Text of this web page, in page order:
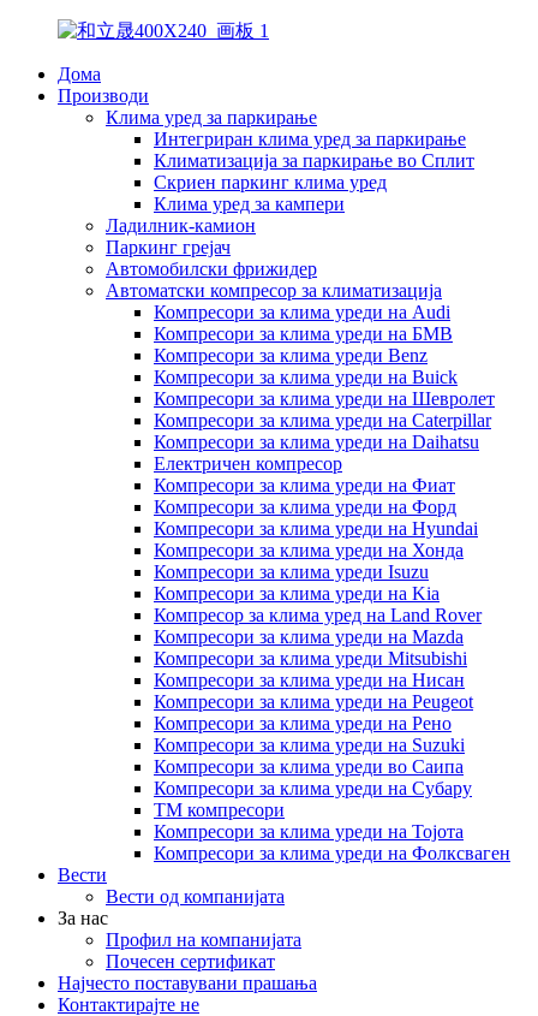
Дома
Производи
Клима уред за паркирање
Интегриран клима уред за паркирање
Климатизација за паркирање во Сплит
Скриен паркинг клима уред
Клима уред за кампери
Ладилник-камион
Паркинг грејач
Автомобилски фрижидер
Автоматски компресор за климатизација
Компресори за клима уреди на Audi
Компресори за клима уреди на БМВ
Компресори за клима уреди Benz
Компресори за клима уреди на Buick
Компресори за клима уреди на Шевролет
Компресори за клима уреди на Caterpillar
Компресори за клима уреди на Daihatsu
Електричен компресор
Компресори за клима уреди на Фиат
Компресори за клима уреди на Форд
Компресори за клима уреди на Hyundai
Компресори за клима уреди на Хонда
Компресори за клима уреди Isuzu
Компресори за клима уреди на Kia
Компресор за клима уред на Land Rover
Компресори за клима уреди на Mazda
Компресори за клима уреди Mitsubishi
Компресори за клима уреди на Нисан
Компресори за клима уреди на Peugeot
Компресори за клима уреди на Рено
Компресори за клима уреди на Suzuki
Компресори за клима уреди во Саипа
Компресори за клима уреди на Субару
ТМ компресори
Компресори за клима уреди на Тојота
Компресори за клима уреди на Фолксваген
Вести
Вести од компанијата
За нас
Профил на компанијата
Почесен сертификат
Најчесто поставувани прашања
Контактирајте не